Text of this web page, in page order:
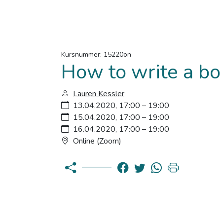
Kursnummer: 15220on
How to write a
Lauren Kessler
13.04.2020, 17:00 – 19:00
15.04.2020, 17:00 – 19:00
16.04.2020, 17:00 – 19:00
Online (Zoom)